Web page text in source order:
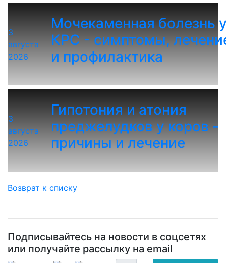
3
августа
2026
Мочекаменная болезнь
КРС - симптомы,
и профилактика
3
августа
2026
Гипотония и атония
преджелудков у коров -
причины и лечение
Возврат к списку
Подписывайтесь на новости в соцсетях
или получайте рассылку на email